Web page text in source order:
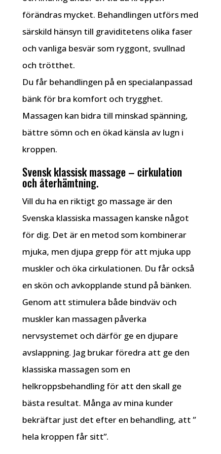
förändras mycket. Behandlingen utförs med
särskild hänsyn till graviditetens olika faser
och vanliga besvär som ryggont, svullnad
och trötthet.
Du får behandlingen på en specialanpassad
bänk för bra komfort och trygghet.
Massagen kan bidra till minskad spänning,
bättre sömn och en ökad känsla av lugn i
kroppen.
Svensk klassisk massage – cirkulation
och återhämtning.
Vill du ha en riktigt go massage är den
Svenska klassiska massagen kanske något
för dig. Det är en metod som kombinerar
mjuka, men djupa grepp för att mjuka upp
muskler och öka cirkulationen. Du får också
en skön och avkopplande stund på bänken.
Genom att stimulera både bindväv och
muskler kan massagen påverka
nervsystemet och därför ge en djupare
avslappning. Jag brukar föredra att ge den
klassiska massagen som en
helkroppsbehandling för att den skall ge
bästa resultat. Många av mina kunder
bekräftar just det efter en behandling, att ”
hela kroppen får sitt”.